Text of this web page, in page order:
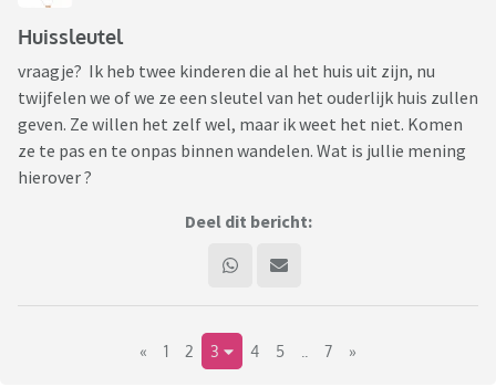
Huissleutel
vraagje? Ik heb twee kinderen die al het huis uit zijn, nu
twijfelen we of we ze een sleutel van het ouderlijk huis zullen
geven. Ze willen het zelf wel, maar ik weet het niet. Komen
ze te pas en te onpas binnen wandelen. Wat is jullie mening
hierover ?
Deel dit bericht:
« 1 2 3 4 5 7 »